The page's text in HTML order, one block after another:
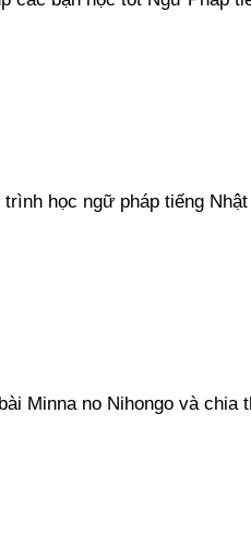
học ngữ pháp tiếng
Minna no Nihongo và